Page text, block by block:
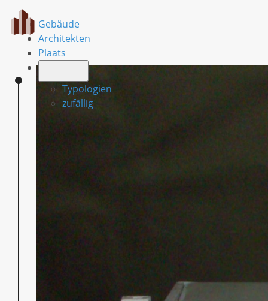
Gebäude
Architekten
Plaats
Typologien
zufällig